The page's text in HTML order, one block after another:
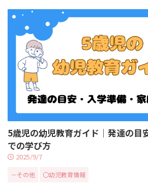
5歳児の幼児教育ガイド｜発達の目
での学び方
2025/9/7
－その他 〇幼児教育情報